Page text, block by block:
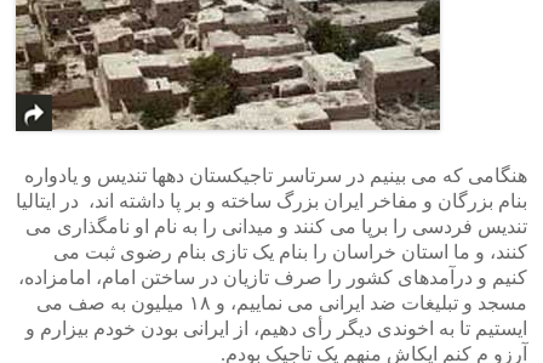
هنگامی که می بینیم در سرتاسر تاجیکستان دهها تندیس و یادواره
بنام بزرگان و مفاخر ایران بزرگ ساخته و بر پا داشته اند، در ایتالیا
تندیس فردسی را برپا می کنند و میدانی را به نام او نامگذاری می
کنند، و ما استان خراسان را بنام یک تازی بنام رضوی ثبت می
کنیم و درآمدهای کشور را صرف تازیان در ساختن امام، امامزاده،
مسجد و تبلیغات ضد ایرانی می نماییم، و ۱۸ میلیون به صف می
ایستیم تا به اخوندی دیگر رأی دهیم، از ایرانی بودن خودم بیزارم و
آرزو م کنم ایکاش منهم یک تاجیک بودم.